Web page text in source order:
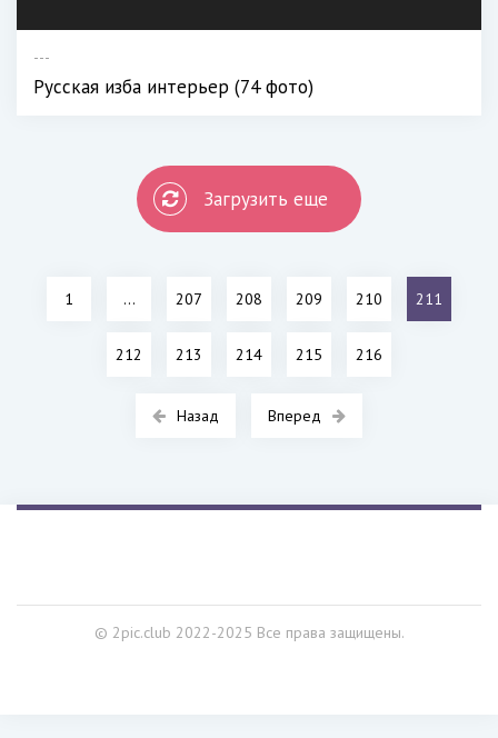
---
Русская изба интерьер (74 фото)
Загрузить еще
Назад
1 ... 207 208 209 210 211
212 213 214 215 216
Вперед
© 2pic.club 2022-2025 Все права защищены.